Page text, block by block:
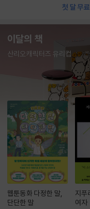
첫 달 무
이달의 책
산리오캐릭터즈 유리컵
웹툰동화 다정한 말,
단단한 말
지푸
여자